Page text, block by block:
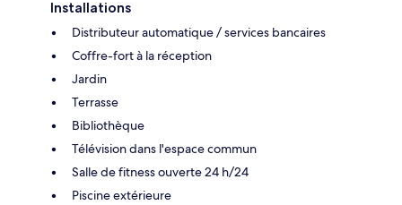
Installations
Distributeur automatique / services bancaires
Coffre-fort à la réception
Jardin
Terrasse
Bibliothèque
Télévision dans l'espace commun
Salle de fitness ouverte 24 h/24
Piscine extérieure